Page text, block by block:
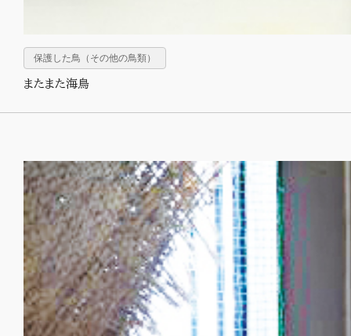
保護した鳥（その他の鳥類）
またまた海鳥